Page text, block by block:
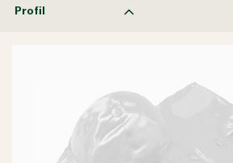
Profil